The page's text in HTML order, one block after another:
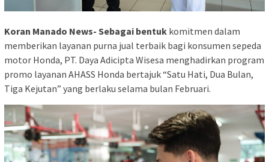
Koran Manado News- Sebagai bentuk komitmen dalam
memberikan layanan purna jual terbaik bagi konsumen sepeda
motor Honda, PT. Daya Adicipta Wisesa menghadirkan program
promo layanan AHASS Honda bertajuk “Satu Hati, Dua Bulan,
Tiga Kejutan” yang berlaku selama bulan Februari.